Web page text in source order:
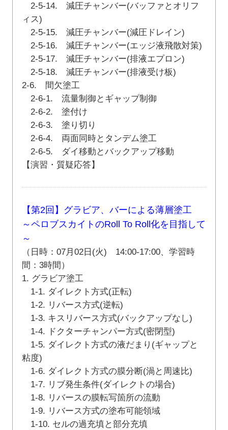
2-5-14. 減圧チャンバー(バッファとオリフ
ィス)
2-5-15. 減圧チャンバー(減圧ドレイン)
2-5-16. 減圧チャンバー(エッジ液飛散対策)
2-5-17. 減圧チャンバー(排液エプロン)
2-5-18. 減圧チャンバー(排液受け板)
2-6. 間欠塗工
2-6-1. 流量制御とギャップ制御
2-6-2. 塗付け
2-6-3. 塗り切り
2-6-4. 両面同時とタンデム塗工
2-6-5. ダイ移動とバックアップ移動
【演習・質疑応答】
【第2回】グラビア、バーによる薄層塗工
～ペロブスカイトのRoll To Roll化を目指して
～
（日時：07月02日(火) 14:00-17:00、学習時
間：3時間）
1. グラビア塗工
1-1. ダイレクト方式(正転)
1-2. リバース方式(逆転)
1-3. キスリバース方式(バックアップなし)
1-4. ドクターチャンパー方式(密閉型)
1-5. ダイレクト方式の液だまり(ギャップと
粘度)
1-6. ダイレクト方式の膜分断(渦と周速比)
1-7. リブ発生条件(ダイレクトの場合)
1-8. リバースの膜転写箇所の流動
1-9. リバース方式の塗布可能領域
1-10. セルの過充填と部分充填